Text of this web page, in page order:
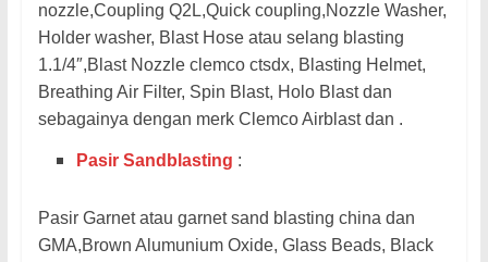
nozzle,Coupling Q2L,Quick coupling,Nozzle Washer,
Holder washer, Blast Hose atau selang blasting
1.1/4″,Blast Nozzle clemco ctsdx, Blasting Helmet,
Breathing Air Filter, Spin Blast, Holo Blast dan
sebagainya dengan merk Clemco Airblast dan .
Pasir Sandblasting :
Pasir Garnet atau garnet sand blasting china dan
GMA,Brown Alumunium Oxide, Glass Beads, Black